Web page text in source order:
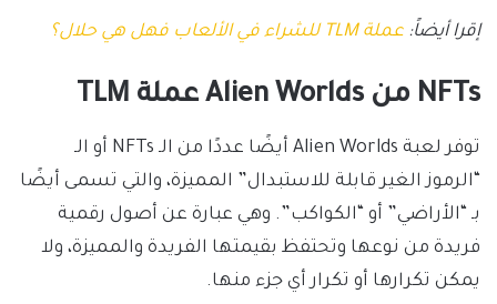
إقرا أيضاً: عملة TLM للشراء في الألعاب فهل هي حلال؟
NFTs من Alien Worlds عملة TLM
توفر لعبة Alien Worlds أيضًا عددًا من الـ NFTs أو الـ
“الرموز الغير قابلة للاستبدال” المميزة، والتي تسمى أيضًا
بـ “الأراضي” أو “الكواكب”. وهي عبارة عن أصول رقمية
فريدة من نوعها وتحتفظ بقيمتها الفريدة والمميزة، ولا
يمكن تكرارها أو تكرار أي جزء منها.